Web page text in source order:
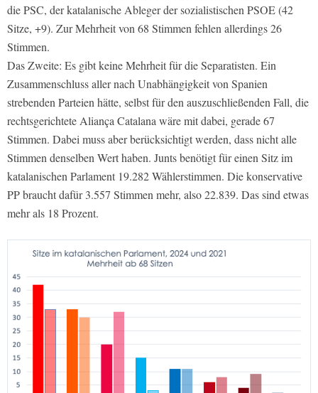
die PSC, der katalanische Ableger der sozialistischen PSOE (42
Sitze, +9). Zur Mehrheit von 68 Stimmen fehlen allerdings 26
Stimmen.
Das Zweite: Es gibt keine Mehrheit für die Separatisten. Ein
Zusammenschluss aller nach Unabhängigkeit von Spanien
strebenden Parteien hätte, selbst für den auszuschließenden Fall, die
rechtsgerichtete Aliança Catalana wäre mit dabei, gerade 67
Stimmen. Dabei muss aber berücksichtigt werden, dass nicht alle
Stimmen denselben Wert haben. Junts benötigt für einen Sitz im
katalanischen Parlament 19.282 Wählerstimmen. Die konservative
PP braucht dafür 3.557 Stimmen mehr, also 22.839. Das sind etwas
mehr als 18 Prozent.